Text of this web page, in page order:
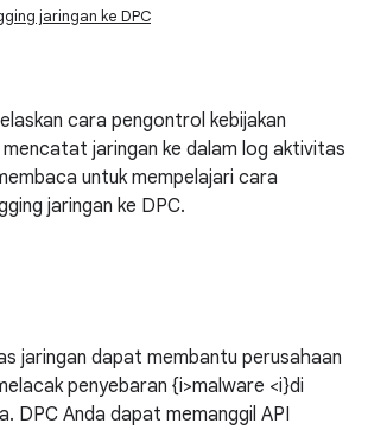
jaringan ke DPC
cara pengontrol kebijakan
jaringan ke dalam log aktivitas
untuk mempelajari cara
jaringan ke DPC.
jaringan dapat membantu perusahaan
penyebaran {i>malware <i}di
DPC Anda dapat memanggil API